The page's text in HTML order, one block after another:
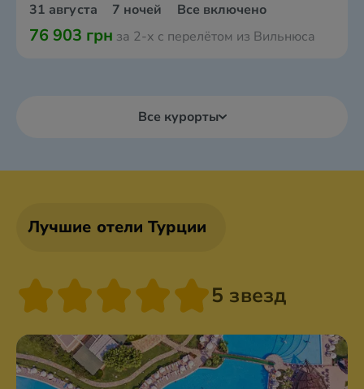
31 августа 7 ночей Все включено
76 903 грн за 2-х с перелётом из Вильнюса
Все курорты
Лучшие отели Турции
5 звезд